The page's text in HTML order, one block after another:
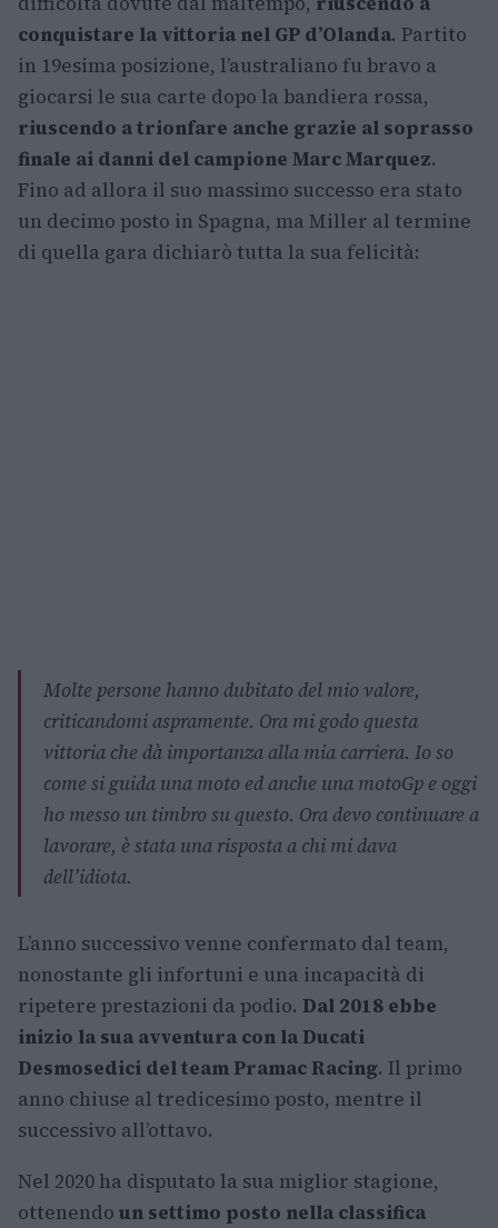
conquistare la vittoria nel GP d’Olanda. Partito
in 19esima posizione, l’australiano fu bravo a
giocarsi le sua carte dopo la bandiera rossa,
riuscendo a trionfare anche grazie al soprasso
finale ai danni del campione Marc Marquez.
Fino ad allora il suo massimo successo era stato
un decimo posto in Spagna, ma Miller al termine
di quella gara dichiarò tutta la sua felicità:
Molte persone hanno dubitato del mio valore,
criticandomi aspramente. Ora mi godo questa
vittoria che dà importanza alla mia carriera. Io so
come si guida una moto ed anche una motoGp e oggi
ho messo un timbro su questo. Ora devo continuare a
lavorare, è stata una risposta a chi mi dava
dell’idiota.
L’anno successivo venne confermato dal team,
nonostante gli infortuni e una incapacità di
ripetere prestazioni da podio. Dal 2018 ebbe
inizio la sua avventura con la Ducati
Desmosedici del team Pramac Racing. Il primo
anno chiuse al tredicesimo posto, mentre il
successivo all’ottavo.
Nel 2020 ha disputato la sua miglior stagione,
ottenendo un settimo posto nella classifica